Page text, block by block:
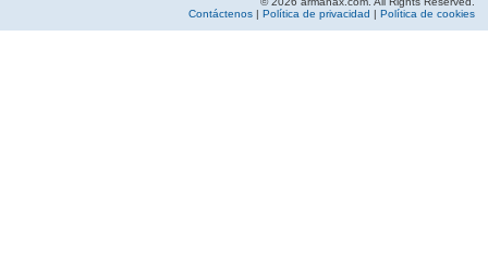
Contáctenos | Política de privacidad | Política de cookies